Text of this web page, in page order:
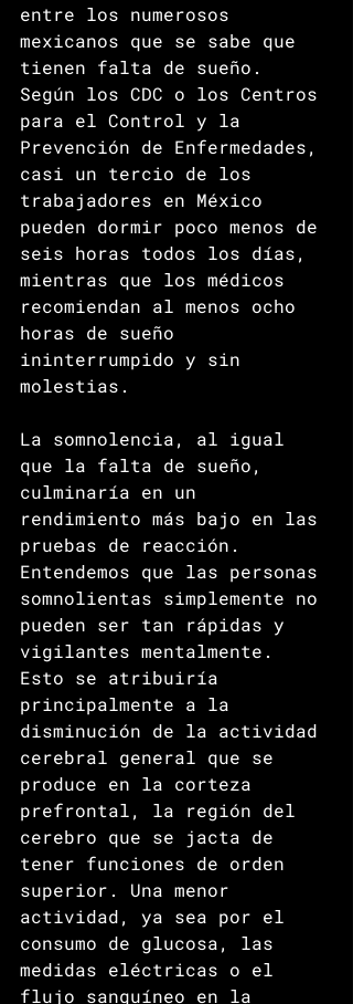
entre los numerosos
mexicanos que se sabe que
tienen falta de sueño.
Según los CDC o los Centros
para el Control y la
Prevención de Enfermedades,
casi un tercio de los
trabajadores en México
pueden dormir poco menos de
seis horas todos los días,
mientras que los médicos
recomiendan al menos ocho
horas de sueño
ininterrumpido y sin
molestias.
La somnolencia, al igual
que la falta de sueño,
culminaría en un
rendimiento más bajo en las
pruebas de reacción.
Entendemos que las personas
somnolientas simplemente no
pueden ser tan rápidas y
vigilantes mentalmente.
Esto se atribuiría
principalmente a la
disminución de la actividad
cerebral general que se
produce en la corteza
prefrontal, la región del
cerebro que se jacta de
tener funciones de orden
superior. Una menor
actividad, ya sea por el
consumo de glucosa, las
medidas eléctricas o el
flujo sanguíneo en la